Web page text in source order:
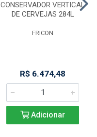
CONSERVADOR VERTICAL
DE CERVEJAS 284L
FRICON
R$ 6.474,48
Adicionar